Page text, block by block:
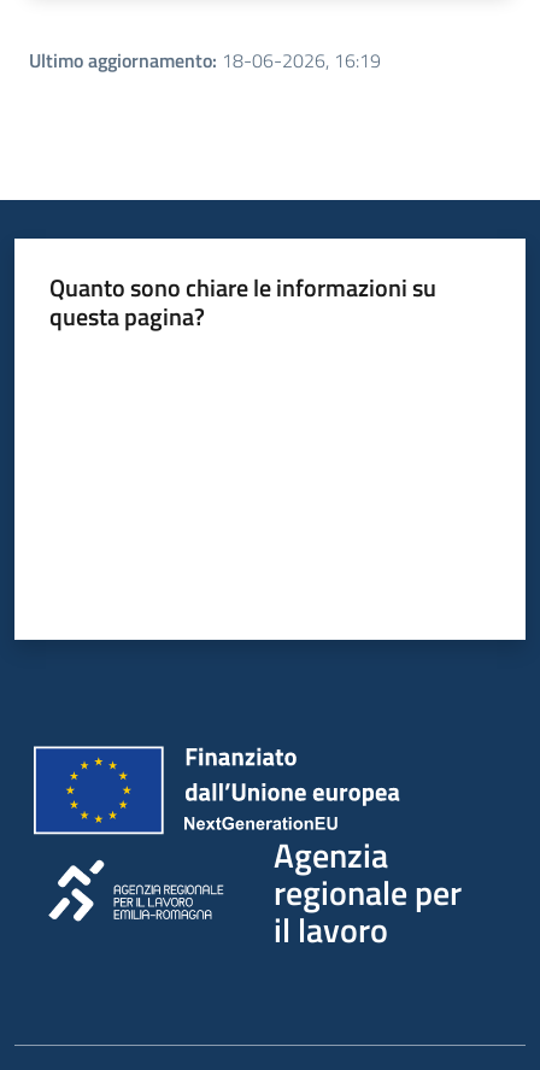
Ultimo aggiornamento: 18-06-2026, 16:19
Quanto sono chiare le informazioni su
questa pagina?
Agenzia
regionale per
il lavoro